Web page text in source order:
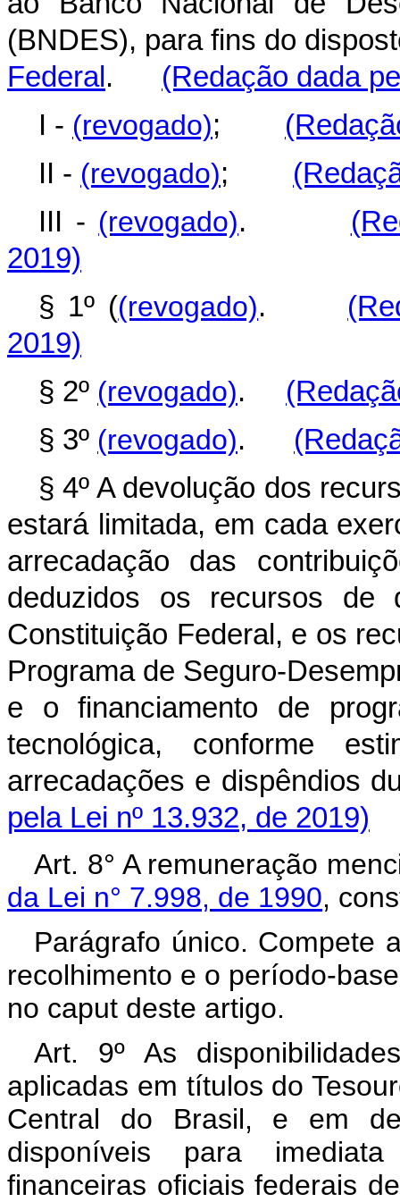
(BNDES), para fins do
Federal . (Redação dada
I - (revogado);
II - (revogado);
III - (revogado).
2019)
§ 1º ((revogado).
2019)
§ 2º (revogado).
§ 3º (revogado).
§ 4º A devolução dos
estará limitada, em cada
arrecadação das
deduzidos os recursos
Constituição Federal, e os
Programa de Seguro-
e o financiamento de
tecnológica, conforme
arrecadações e
pela Lei nº 13.932, de 2019)
Art. 8° A remuneração
da Lei n° 7.998, de 1990,
Parágrafo único. Compete
recolhimento e o período-
no caput deste artigo.
Art. 9º As
aplicadas em títulos do
Central do Brasil, e em
disponíveis para
financeiras oficiais federais